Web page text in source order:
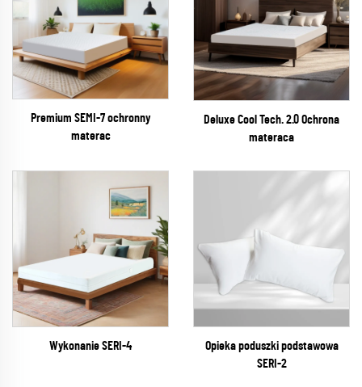
Premium SEMI-7 ochronny
materac
Deluxe Cool Tech. 2.0 Ochrona
materaca
Wykonanie SERI-4
Opieka poduszki podstawowa
SERI-2